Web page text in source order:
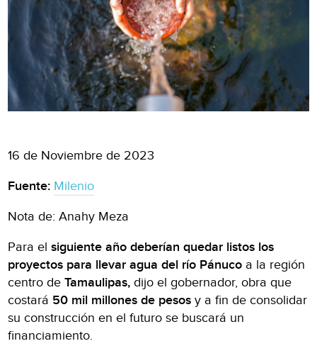
16 de Noviembre de 2023
Fuente: Milenio
Nota de: Anahy Meza
Para elsiguiente año deberían quedar listos los
proyectos para llevar agua del río Pánuco a la región
centro deTamaulipas, dijo el gobernador, obra que
costará 50 mil millones de pesos y a fin de consolidar
su construcción en el futuro se buscará un
financiamiento.